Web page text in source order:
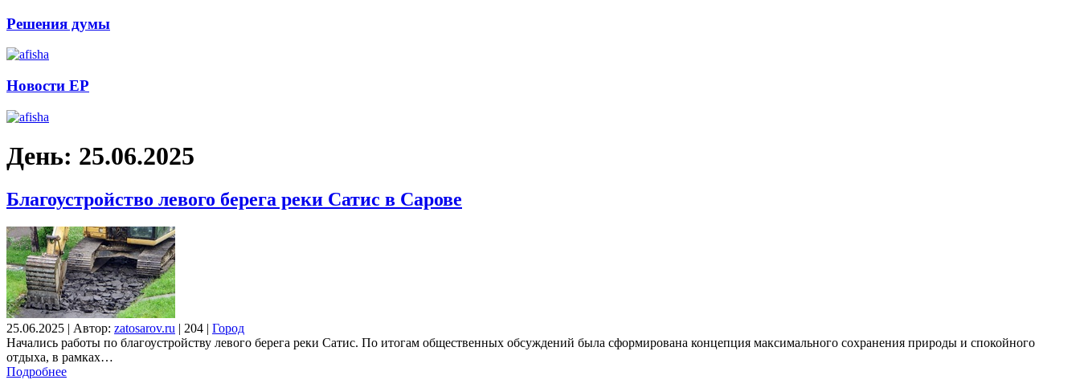
Решения думы
Новости ЕР
День: 25.06.2025
Благоустройство левого берега реки Сатис в Сарове
25.06.2025 | Автор: zatosarov.ru | 204 | Город
Начались работы по благоустройству левого берега реки Сатис. По итогам общественных обсуждений была сформирована концепция максимального сохранения природы и спокойного
отдыха, в рамках…
Подробнее